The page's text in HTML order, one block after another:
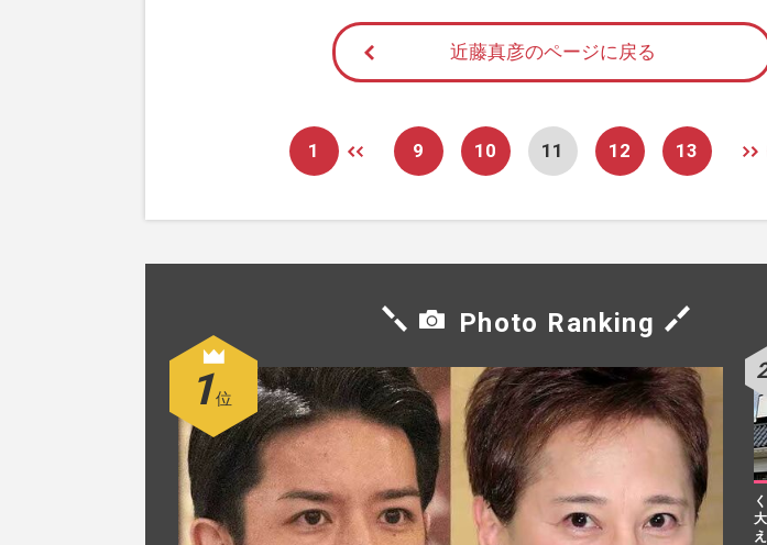
近藤真彦のページに戻る
1 9 10 11 12 13
Photo Ranking